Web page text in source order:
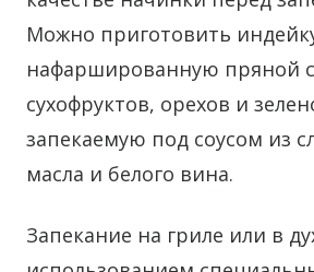
Можно приготовить
нафаршированную пряной
сухофруктов, орехов и
запекаемую под соусом из
масла и белого вина.
Запекание на гриле или в